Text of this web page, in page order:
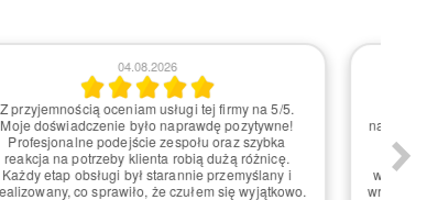
29.07.2026
Miałem świetne doświadczenie z usługami tej firmy!
Każdy krok od zamówienia po realizację był
niezwykle sprawny i profesjonalny. Czułem się
zaopiekowany i dostarczono mi dokładnie to, czego
oczekiwałem. Pasja i dbałość o szczegóły są
naprawdę widoczne. Z przyjemnością polecam, bo to